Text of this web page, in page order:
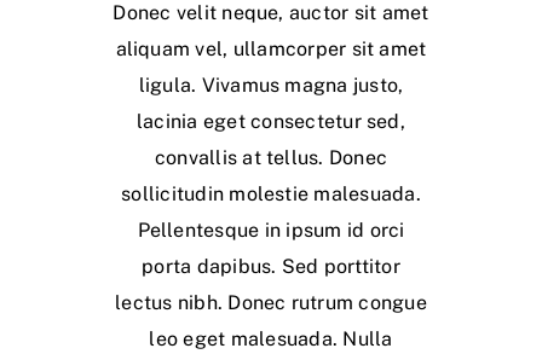
Donec velit neque, auctor sit amet
aliquam vel, ullamcorper sit amet
ligula. Vivamus magna justo,
lacinia eget consectetur sed,
convallis at tellus. Donec
sollicitudin molestie malesuada.
Pellentesque in ipsum id orci
porta dapibus. Sed porttitor
lectus nibh. Donec rutrum congue
leo eget malesuada. Nulla